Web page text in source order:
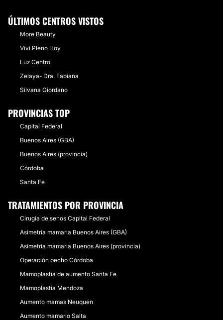
ÚLTIMOS CENTROS VISTOS
More Beauty
Viví Pleno Hoy
Luz Centro
Zelaya- Dra. Fabiana
Silvana Giordano
PROVINCIAS TOP
Capital Federal
Buenos Aires (GBA)
Buenos Aires (provincia)
Córdoba
Santa Fe
TRATAMIENTOS POR PROVINCIA
Cirugía de senos Capital Federal
Asimetría mamaria Buenos Aires (GBA)
Asimetría mamaria Buenos Aires (provincia)
Operación pecho Córdoba
Mamoplastia de aumento Santa Fe
Mamoplastia Mendoza
Aumento mamas Neuquén
Aumento mamario Salta